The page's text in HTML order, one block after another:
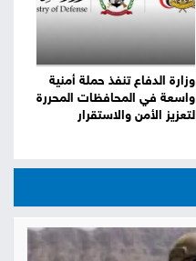
وزارة الدفاع تنفذ حملة أمنية
واسعة في المحافظات المحررة
لتعزيز الأمن والاستقرار